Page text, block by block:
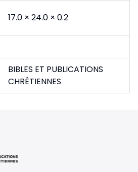
17.0 × 24.0 × 0.2
BIBLES ET PUBLICATIONS
CHRÉTIENNES